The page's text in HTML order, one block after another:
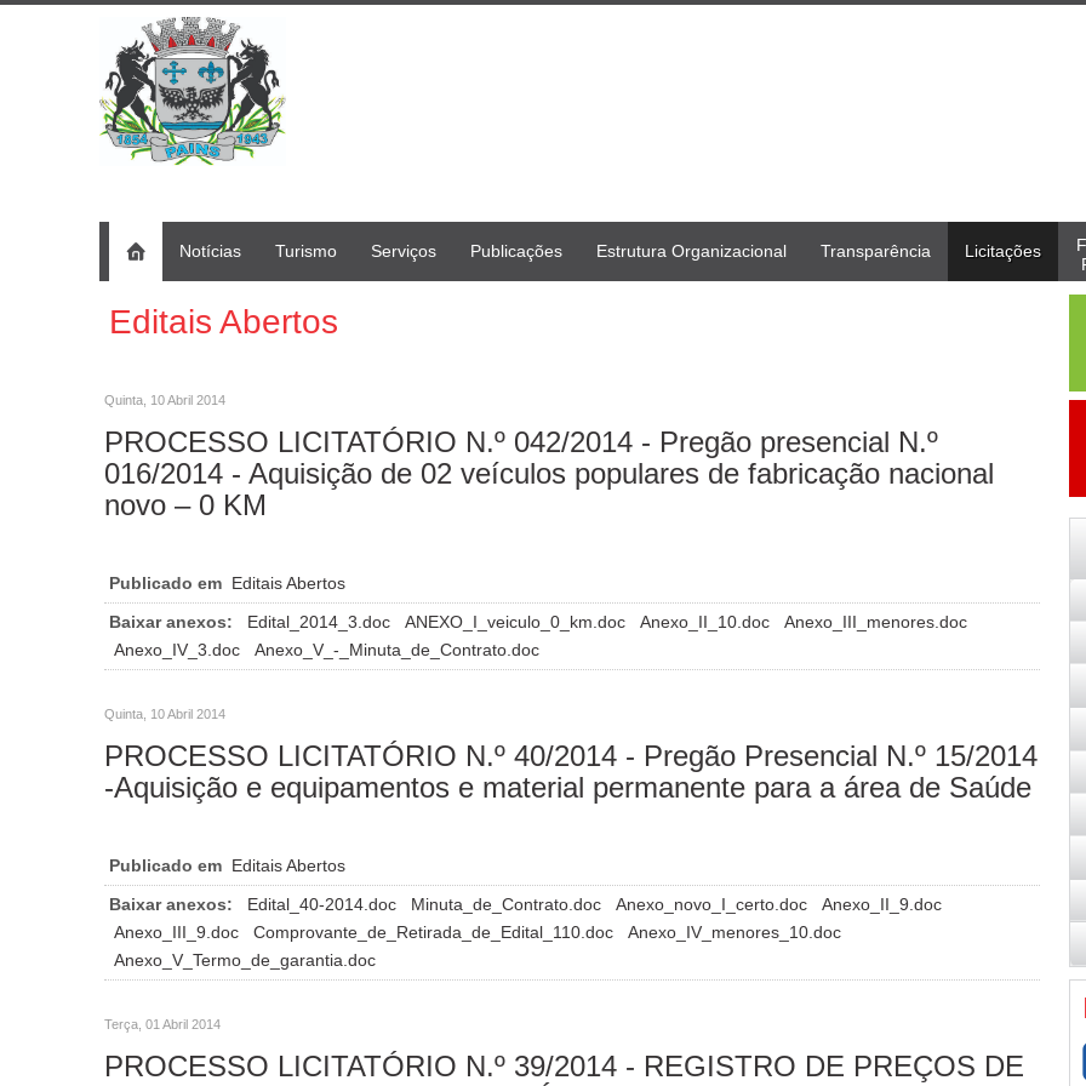
Notícias Turismo Serviços Publicações Estrutura Organizacional Transparência Licitações
Editais Abertos
Quinta, 10 Abril 2014
PROCESSO LICITATÓRIO N.º 042/2014 - Pregão presencial N.º
016/2014 - Aquisição de 02 veículos populares de fabricação nacional
novo – 0 KM
Publicado em Editais Abertos
Baixar anexos:
Edital_2014_3.doc ANEXO_I_veiculo_0_km.doc Anexo_II_10.doc
Anexo_III_menores.doc
Anexo_IV_3.doc
Anexo_V_-_Minuta_de_Contrato.doc
Quinta, 10 Abril 2014
PROCESSO LICITATÓRIO N.º 40/2014 - Pregão Presencial N.º 15/2014
-Aquisição e equipamentos e material permanente para a área de Saúde
Publicado em Editais Abertos
Baixar anexos:
Edital_40-2014.doc Minuta_de_Contrato.doc Anexo_novo_I_certo.doc
Anexo_II_9.doc
Anexo_III_9.doc
Comprovante_de_Retirada_de_Edital_110.doc
Anexo_IV_menores_10.doc
Anexo_V_Termo_de_garantia.doc
Terça, 01 Abril 2014
PROCESSO LICITATÓRIO N.º 39/2014 - REGISTRO DE PREÇOS DE